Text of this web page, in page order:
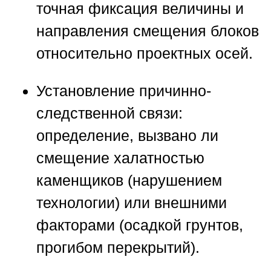
точная фиксация величины и
направления смещения блоков
относительно проектных осей.
Установление причинно-
следственной связи:
определение, вызвано ли
смещение халатностью
каменщиков (нарушением
технологии) или внешними
факторами (осадкой грунтов,
прогибом перекрытий).